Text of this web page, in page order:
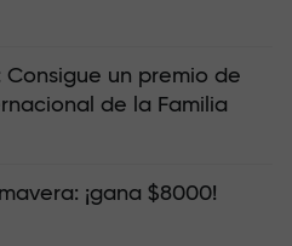
un premio de
de la Familia
¡gana $8000!